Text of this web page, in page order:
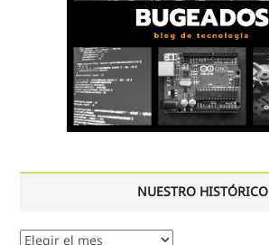
NUESTRO HISTÓRICO
Nuestro